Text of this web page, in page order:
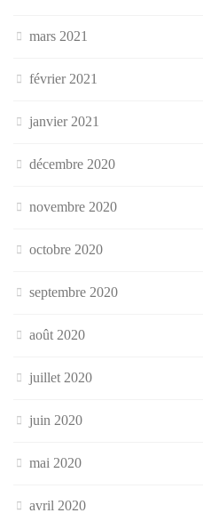
mars 2021
février 2021
janvier 2021
décembre 2020
novembre 2020
octobre 2020
septembre 2020
août 2020
juillet 2020
juin 2020
mai 2020
avril 2020